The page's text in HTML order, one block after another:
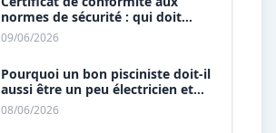
normes de sécurité : qui doit
vous le délivrer ?
09/06/2026
Pourquoi un bon pisciniste doit-il
aussi être un peu électricien et
plombier ?
08/06/2026